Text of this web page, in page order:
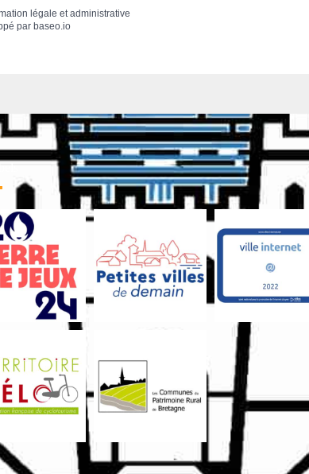
légale et administrative
parbaseo.io